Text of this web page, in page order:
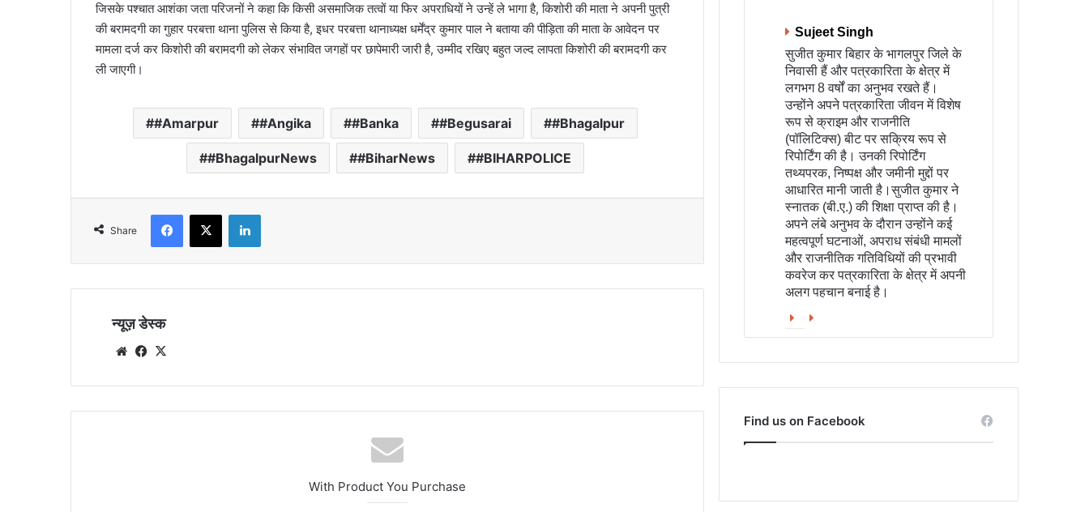
जिसके पश्चात आशंका जता परिजनों ने कहा कि किसी असमाजिक तत्वों या फिर अपराधियों ने उन्हें ले भागा है, किशोरी की माता ने अपनी पुत्री
की बरामदगी का गुहार परबत्ता थाना पुलिस से किया है, इधर परबत्ता थानाध्यक्ष धर्मेंद्र कुमार पाल ने बताया की पीड़िता की माता के आवेदन पर
मामला दर्ज कर किशोरी की बरामदगी को लेकर संभावित जगहों पर छापेमारी जारी है, उम्मीद रखिए बहुत जल्द लापता किशोरी की बरामदगी कर
ली जाएगी।
#Amarpur #Angika #Banka #Begusarai #Bhagalpur
#BhagalpurNews #BiharNews #BIHARPOLICE
Share
Facebook
X LinkedIn
न्यूज़ डेस्क
WebsiteFacebook
With Product You Purchase
Sujeet Singh
सुजीत कुमार बिहार के भागलपुर जिले के
निवासी हैं और पत्रकारिता के क्षेत्र में
लगभग 8 वर्षों का अनुभव रखते हैं।
उन्होंने अपने पत्रकारिता जीवन में विशेष
रूप से क्राइम और राजनीति
(पॉलिटिक्स) बीट पर सक्रिय रूप से
रिपोर्टिंग की है। उनकी रिपोर्टिंग
तथ्यपरक, निष्पक्ष और जमीनी मुद्दों पर
आधारित मानी जाती है।सुजीत कुमार ने
स्नातक (बी.ए.) की शिक्षा प्राप्त की है।
अपने लंबे अनुभव के दौरान उन्होंने कई
महत्वपूर्ण घटनाओं, अपराध संबंधी मामलों
और राजनीतिक गतिविधियों की प्रभावी
कवरेज कर पत्रकारिता के क्षेत्र में अपनी
अलग पहचान बनाई है।
Facebook
X
Find us on Facebook